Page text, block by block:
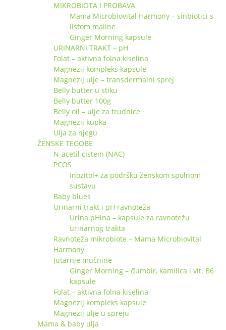
MIKROBIOTA I PROBAVA
Mama Microbiovital Harmony – sinbiotici s
listom maline
Ginger Morning kapsule
URINARNI TRAKT – pH
Folat – aktivna folna kiselina
Magnezij kompleks kapsule
Magnezij ulje – transdermalni sprej
Belly butter u stiku
Belly butter 100g
Belly oil – ulje za trudnice
Magnezij kupka
Ulja za njegu
ŽENSKE TEGOBE
N-acetil cistein (NAC)
PCOS
Inozitol+ za podršku ženskom spolnom
sustavu
Baby blues
Urinarni trakt i pH ravnoteža
Urina pHina – kapsule za ravnotežu
urinarnog trakta
Ravnoteža mikrobiote – Mama Microbiovital
Harmony
Jutarnje mučnine
Ginger Morning – đumbir, kamilica i vit. B6
kapsule
Folat – aktivna folna kiselina
Magnezij kompleks kapsule
Magnezij ulje u spreju
Mama & baby ulja